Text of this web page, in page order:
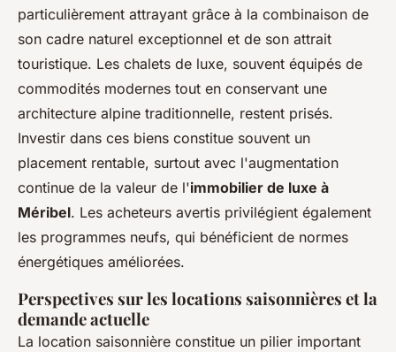
particulièrement attrayant grâce à la combinaison de
son cadre naturel exceptionnel et de son attrait
touristique. Les chalets de luxe, souvent équipés de
commodités modernes tout en conservant une
architecture alpine traditionnelle, restent prisés.
Investir dans ces biens constitue souvent un
placement rentable, surtout avec l'augmentation
continue de la valeur de l'immobilier de luxe à
Méribel. Les acheteurs avertis privilégient également
les programmes neufs, qui bénéficient de normes
énergétiques améliorées.
Perspectives sur les locations saisonnières et la
demande actuelle
La location saisonnière constitue un pilier important